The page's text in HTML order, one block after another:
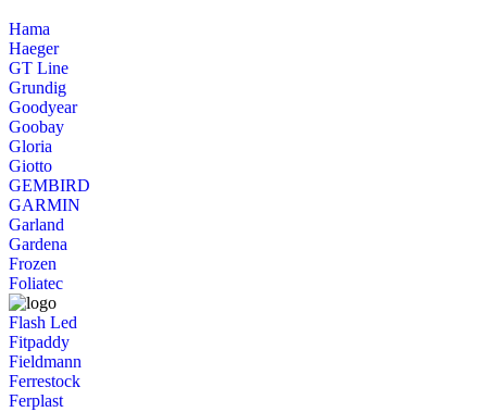
Hama
Haeger
GT Line
Grundig
Goodyear
Goobay
Gloria
Giotto
GEMBIRD
GARMIN
Garland
Gardena
Frozen
Foliatec
Flash Led
Fitpaddy
Fieldmann
Ferrestock
Ferplast